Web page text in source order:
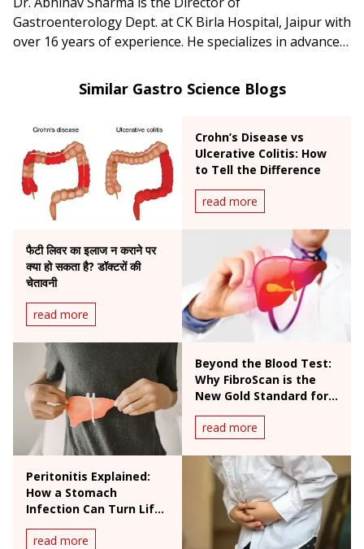
Gastroenterology Dept. at CK Birla Hospital, Jaipur with
over 16 years of experience. He specializes in advanced
treatment of complex gastrointestinal disorders.
Similar Gastro Science Blogs
Crohn’s Disease vs
Ulcerative Colitis: How
to Tell the Difference
read more
फैटी लिवर का इलाज न कराने पर
क्या हो सकता है? डॉक्टरों की
चेतावनी
read more
Beyond the Blood Test:
Why FibroScan is the
New Gold Standard for
Liver Health
read more
Peritonitis Explained:
How a Stomach
Infection Can Turn Life-
read more